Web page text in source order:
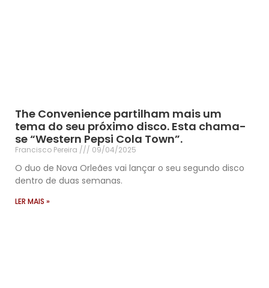
The Convenience partilham mais um
tema do seu próximo disco. Esta chama-
se “Western Pepsi Cola Town”.
Francisco Pereira 09/04/2025
O duo de Nova Orleães vai lançar o seu segundo disco
dentro de duas semanas.
LER MAIS »